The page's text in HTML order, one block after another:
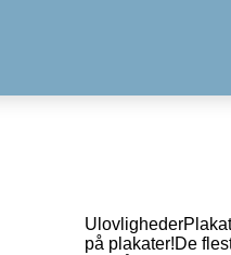
på plakater!De